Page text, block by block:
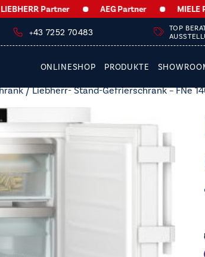
Partner AEG Partner MIELE
+43 7252 70483 TOP
ONLINESHOP PRODUKTE
/ Liebherr- Stand-Gefrierschrank – FNe